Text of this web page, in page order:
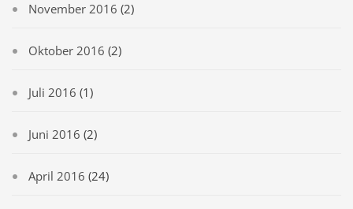
November 2016 (2)
Oktober 2016 (2)
Juli 2016 (1)
Juni 2016 (2)
April 2016 (24)